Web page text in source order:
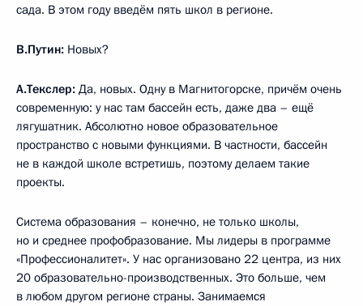
сада. В этом году введём пять школ в регионе.
В.Путин: Новых?
А.Текслер: Да, новых. Одну в Магнитогорске, причём очень
современную: у нас там бассейн есть, даже два – ещё
лягушатник. Абсолютно новое образовательное
пространство с новыми функциями. В частности, бассейн
не в каждой школе встретишь, поэтому делаем такие
проекты.
Система образования – конечно, не только школы,
но и среднее профобразование. Мы лидеры в программе
«Профессионалитет». У нас организовано 22 центра, из них
20 образовательно-производственных. Это больше, чем
в любом другом регионе страны. Занимаемся